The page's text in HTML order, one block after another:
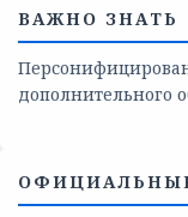
ВАЖНО ЗНАТЬ
дополнительного